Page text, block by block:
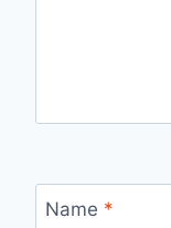
Name *